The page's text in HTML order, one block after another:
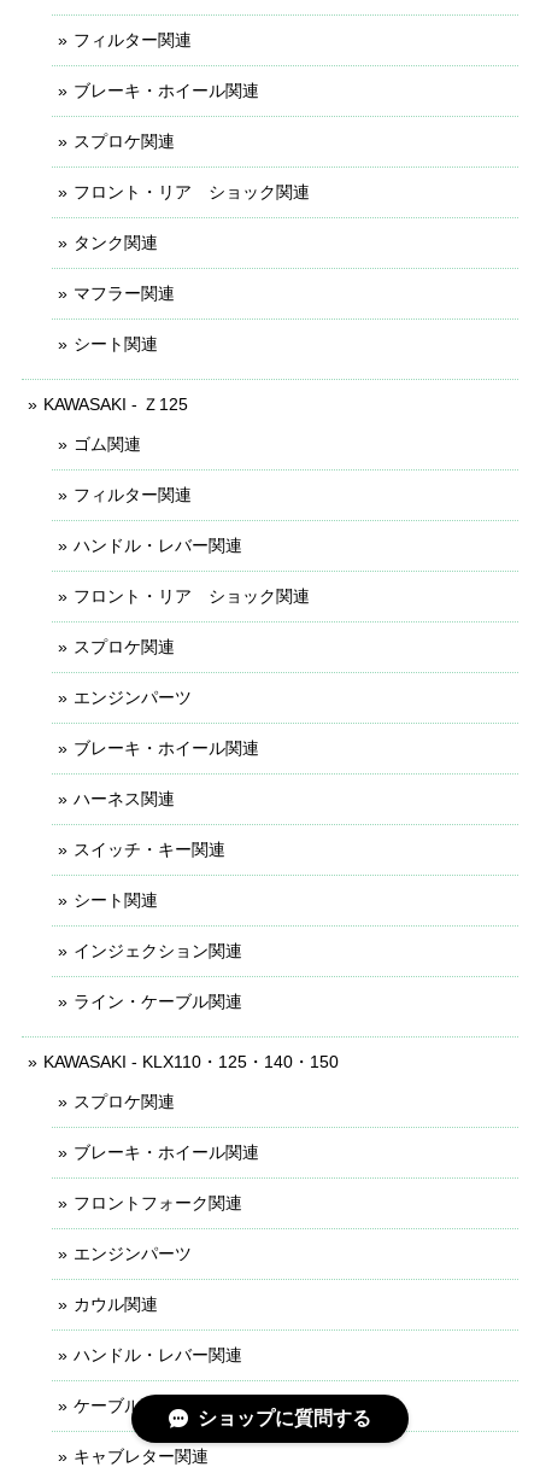
フィルター関連
ブレーキ・ホイール関連
スプロケ関連
フロント・リア ショック関連
タンク関連
マフラー関連
シート関連
KAWASAKI - Ｚ125
ゴム関連
フィルター関連
ハンドル・レバー関連
フロント・リア ショック関連
スプロケ関連
エンジンパーツ
ブレーキ・ホイール関連
ハーネス関連
スイッチ・キー関連
シート関連
インジェクション関連
ライン・ケーブル関連
KAWASAKI - KLX110・125・140・150
スプロケ関連
ブレーキ・ホイール関連
フロントフォーク関連
エンジンパーツ
カウル関連
ハンドル・レバー関連
ケーブル・ライン関連
キャブレター関連
ショップに質問する